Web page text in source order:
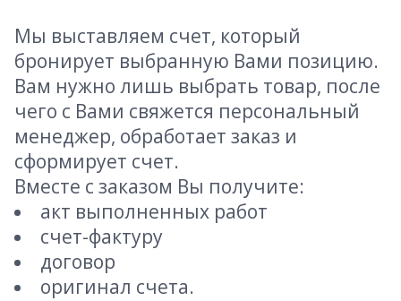
Мы выставляем счет, который
бронирует выбранную Вами позицию.
Вам нужно лишь выбрать товар, после
чего с Вами свяжется персональный
менеджер, обработает заказ и
сформирует счет.
Вместе с заказом Вы получите:
акт выполненных работ
счет-фактуру
договор
оригинал счета.